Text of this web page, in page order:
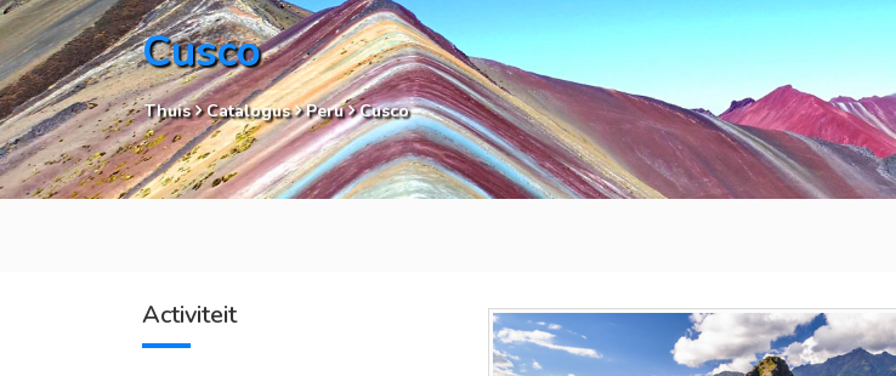
Cusco
Thuis Catalogus Peru Cusco
Activiteit